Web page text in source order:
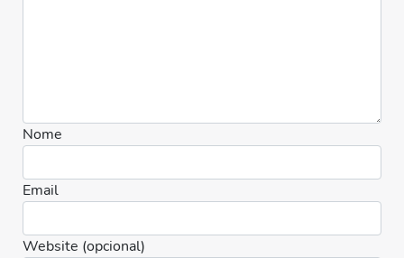
Nome
Email
Website (opcional)